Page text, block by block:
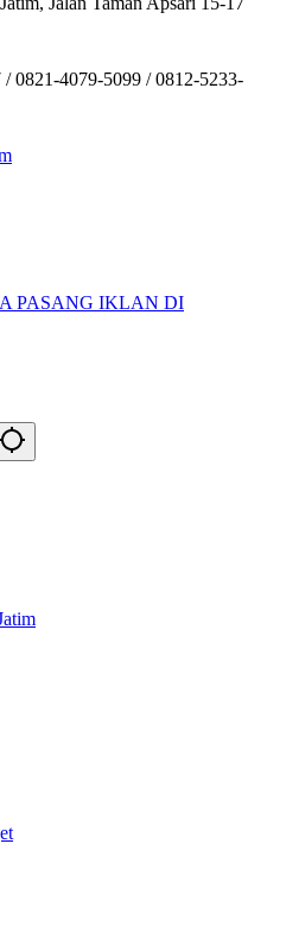
0821-4079-5099 / 0812-5233-
PASANG IKLAN DI